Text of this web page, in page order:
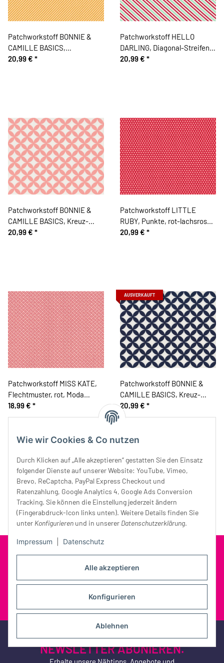
Alle akzeptieren
Konfigurieren
Ablehnen
Wie wir Cookies & Co nutzen
Durch Klicken auf „Alle akzeptieren“ gestatten Sie den Einsatz
folgender Dienste auf unserer Website: YouTube, Vimeo,
Brevo, ReCaptcha, PayPal Express Checkout und
Ratenzahlung, Google Analytics 4, Google Ads Conversion
Tracking. Sie können die Einstellung jederzeit ändern
(Fingerabdruck-Icon links unten). Weitere Details finden Sie
unter Konfigurieren und in unserer Datenschutzerklärung.
Impressum Datenschutz
Patchworkstoff BONNIE &
CAMILLE BASICS,
Diagonalstreifen, helles
20,99 € *
Patchworkstoff HELLO
DARLING, Diagonal-Streifen,
mintgrün-rot, Moda Fabrics
20,99 € *
Patchworkstoff BONNIE &
CAMILLE BASICS, Kreuz-
Ovale, lachsrosa-wollweiß,
20,99 € *
Patchworkstoff LITTLE
RUBY, Punkte, rot-lachsrosa,
Moda Fabrics
20,99 € *
Patchworkstoff MISS KATE,
Flechtmuster, rot, Moda
Fabrics
18,99 € *
AUSVERKAUFT
Patchworkstoff BONNIE &
CAMILLE BASICS, Kreuz-
Ovale, dunkelblau-wollweiß,
Moda Fabrics
20,99 € *
Artikel 1 - 78 von 78
FOLGE UNS AUF
#STOFFEKONTOR
JETZT UNSEREN
NEWSLETTER ABONIEREN.